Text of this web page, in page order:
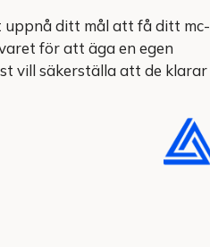
uppnå ditt mål att få ditt mc-
för att äga en egen
vill säkerställa att de klarar